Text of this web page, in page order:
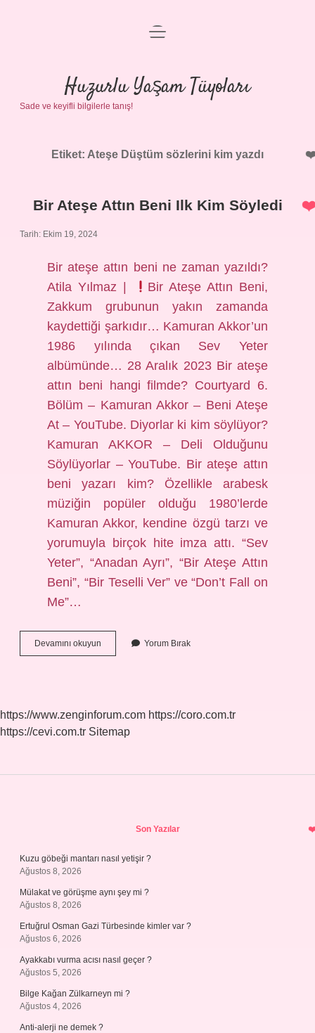
Anasayfa
Gizlilik Politikası
Yasal Uyarı
menüyü
Huzurlu Yaşam Tüyoları
Sade ve keyifli bilgilerle tanış!
Etiket: Ateşe Düştüm sözlerini kim yazdı
Bir Ateşe Attın Beni Ilk Kim Söyledi
Tarih: Ekim 19, 2024
Bir ateşe attın beni ne zaman yazıldı?
Atila Yılmaz |
Bir Ateşe Attın Beni,
Zakkum grubunun yakın zamanda
kaydettiği şarkıdır… Kamuran Akkor’un
1986 yılında çıkan Sev Yeter
albümünde… 28 Aralık 2023 Bir ateşe
attın beni hangi filmde? Courtyard 6.
Bölüm – Kamuran Akkor – Beni Ateşe
At – YouTube. Diyorlar ki kim söylüyor?
Kamuran AKKOR – Deli Olduğunu
Söylüyorlar – YouTube. Bir ateşe attın
beni yazarı kim? Özellikle arabesk
müziğin popüler olduğu 1980’lerde
Kamuran Akkor, kendine özgü tarzı ve
yorumuyla birçok hite imza attı. “Sev
Yeter”, “Anadan Ayrı”, “Bir Ateşe Attın
Beni”, “Bir Teselli Ver” ve “Don’t Fall on
Me”…
Devamını okuyun
Ateşe
Söyledi
Yorum Bırak
https://www.zenginforum.com https://coro.com.tr
https://cevi.com.tr Sitemap
Son Yazılar
Kuzu göbeği mantarı nasıl yetişir ?
Ağustos 8, 2026
Mülakat ve görüşme aynı şey mi ?
Ağustos 8, 2026
Ertuğrul Osman Gazi Türbesinde kimler var ?
Ağustos 6, 2026
Ayakkabı vurma acısı nasıl geçer ?
Ağustos 5, 2026
Bilge Kağan Zülkarneyn mi ?
Ağustos 4, 2026
Anti-alerji ne demek ?